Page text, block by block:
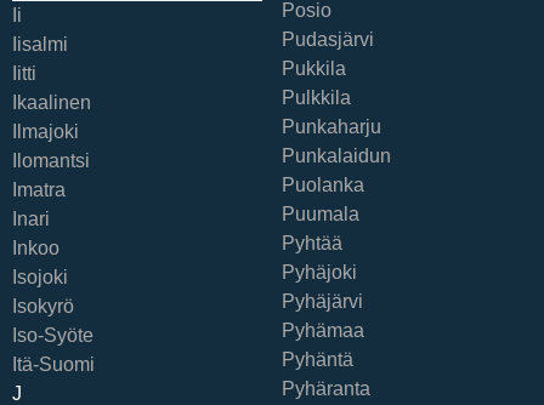
Ii
Iisalmi
Iitti
Ikaalinen
Ilmajoki
Ilomantsi
Imatra
Inari
Inkoo
Isojoki
Isokyrö
Iso-Syöte
Itä-Suomi
J
Posio
Pudasjärvi
Pukkila
Pulkkila
Punkaharju
Punkalaidun
Puolanka
Puumala
Pyhtää
Pyhäjoki
Pyhäjärvi
Pyhämaa
Pyhäntä
Pyhäranta